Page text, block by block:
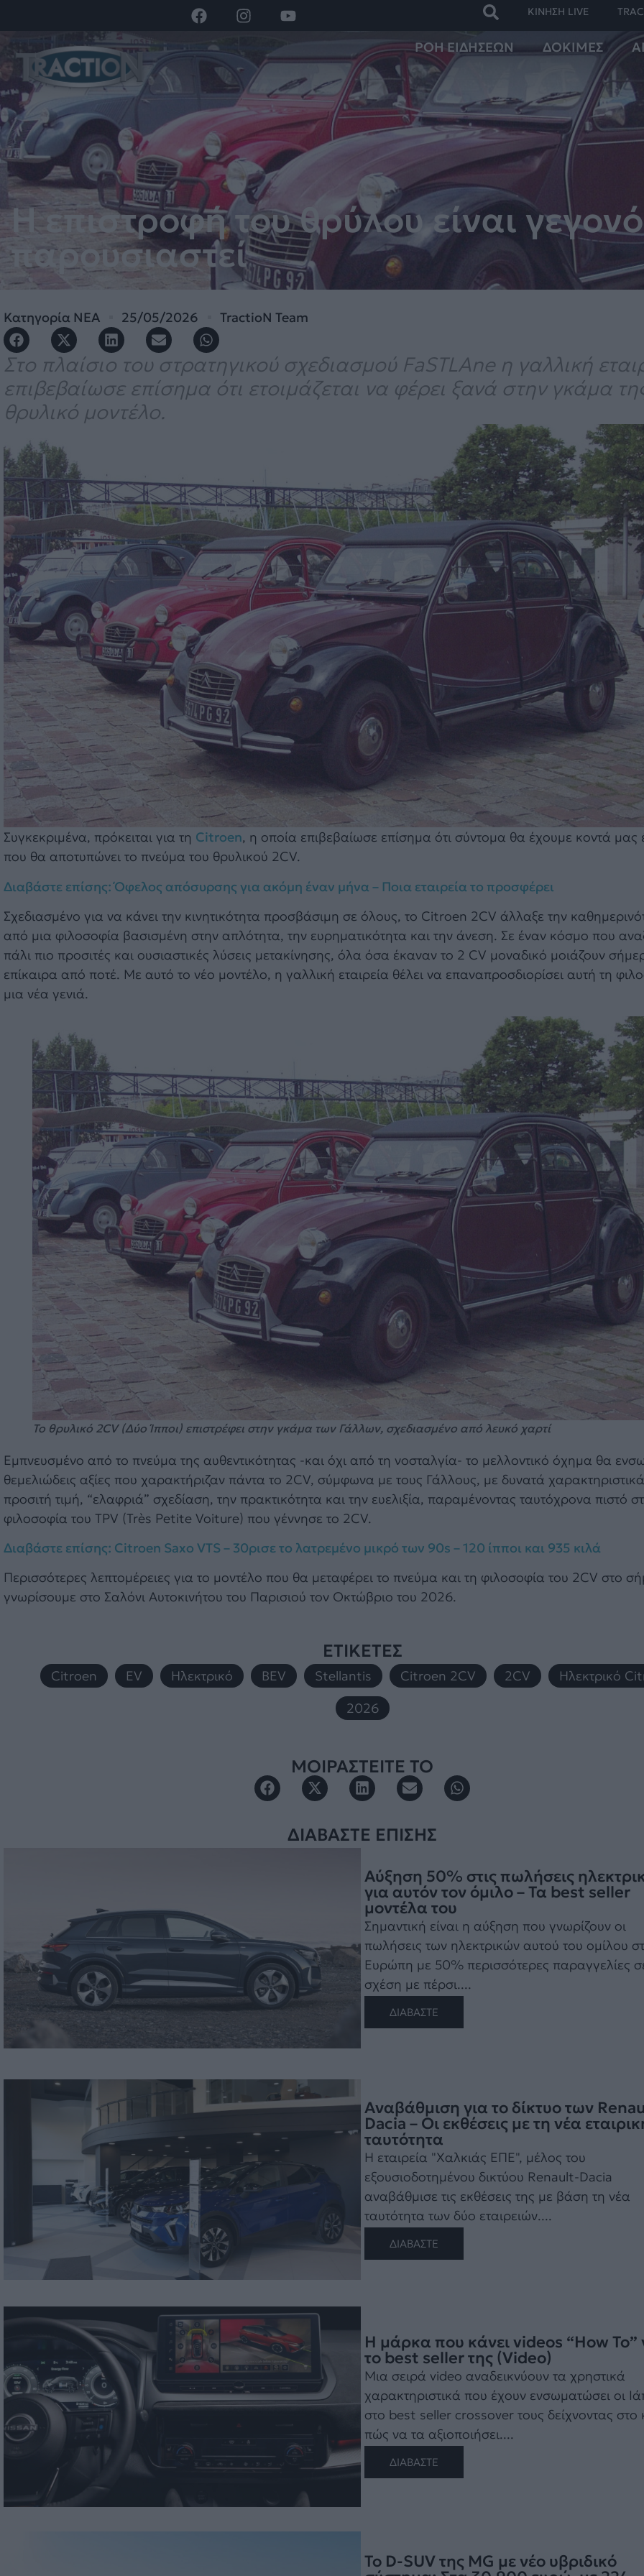
ΚΙΝΗΣΗ LIVE
ΡΟΗ ΕΙΔΗΣΕΩΝ ΔΟΚΙΜΕΣ
Η επιστροφή του θρύλου είναι
παρουσιαστεί
Κατηγορία ΝΕΑ 25/05/2026 TractioN Team
Στο πλαίσιο του στρατηγικού σχεδιασμού FaSTLAne η γαλλική
επιβεβαίωσε επίσημα ότι ετοιμάζεται να φέρει ξανά στην γκάμα
θρυλικό μοντέλο.
Συγκεκριμένα, πρόκειται για τη Citroen, η οποία επιβεβαίωσε επίσημα ότι σύντομα θα έχουμε κοντά μας
που θα αποτυπώνει το πνεύμα του θρυλικού 2CV.
Διαβάστε επίσης: Όφελος απόσυρσης για ακόμη έναν μήνα – Ποια εταιρεία το προσφέρει
Σχεδιασμένο για να κάνει την κινητικότητα προσβάσιμη σε όλους, το Citroen 2CV άλλαξε την
από μια φιλοσοφία βασισμένη στην απλότητα, την ευρηματικότητα και την άνεση. Σε έναν κόσμο που
πάλι πιο προσιτές και ουσιαστικές λύσεις μετακίνησης, όλα όσα έκαναν το 2 CV μοναδικό μοιάζουν
επίκαιρα από ποτέ. Με αυτό το νέο μοντέλο, η γαλλική εταιρεία θέλει να επαναπροσδιορίσει αυτή τη
μια νέα γενιά.
Το θρυλικό 2CV (Δύο Ίπποι) επιστρέφει στην γκάμα των Γάλλων, σχεδιασμένο από λευκό χαρτί
Εμπνευσμένο από το πνεύμα της αυθεντικότητας -και όχι από τη νοσταλγία- το μελλοντικό όχημα θα
θεμελιώδεις αξίες που χαρακτήριζαν πάντα το 2CV, σύμφωνα με τους Γάλλους, με δυνατά
προσιτή τιμή, “ελαφριά” σχεδίαση, την πρακτικότητα και την ευελιξία, παραμένοντας ταυτόχρονα πιστό
φιλοσοφία του TPV (Très Petite Voiture) που γέννησε το 2CV.
Διαβάστε επίσης: Citroen Saxo VTS – 30ρισε το λατρεμένο μικρό των 90s – 120 ίπποι και 935 κιλά
Περισσότερες λεπτομέρειες για το μοντέλο που θα μεταφέρει το πνεύμα και τη φιλοσοφία του 2CV στο
γνωρίσουμε στο Σαλόνι Αυτοκινήτου του Παρισιού τον Οκτώβριο του 2026.
ΕΤΙΚΕΤΕΣ
Citroen , EV , Ηλεκτρικό , BEV , Stellantis , Citroen 2CV , 2CV , Ηλεκτρικό
2026
ΜΟΙΡΑΣΤΕΙΤΕ ΤΟ
ΔΙΑΒΑΣΤΕ ΕΠΙΣΗΣ
Αύξηση 50% στις πωλήσεις
για αυτόν τον όμιλο – Τα best seller
μοντέλα του
Σημαντική είναι η αύξηση που γνωρίζουν οι
πωλήσεις των ηλεκτρικών αυτού του ομίλου
Ευρώπη με 50% περισσότερες παραγγελίες
σχέση με πέρσι....
ΔΙΑΒΑΣΤΕ
Αναβάθμιση για το δίκτυο των
Dacia – Οι εκθέσεις με τη νέα
ταυτότητα
Η εταιρεία "Χαλκιάς ΕΠΕ", μέλος του
εξουσιοδοτημένου δικτύου Renault-Dacia
αναβάθμισε τις εκθέσεις της με βάση τη νέα
ταυτότητα των δύο εταιρειών....
ΔΙΑΒΑΣΤΕ
Η μάρκα που κάνει videos “How To”
το best seller της (Video)
Μια σειρά video αναδεικνύουν τα χρηστικά
χαρακτηριστικά που έχουν ενσωματώσει οι
στο best seller crossover τους δείχνοντας στο
πώς να τα αξιοποιήσει....
ΔΙΑΒΑΣΤΕ
Το D-SUV της MG με νέο υβριδικό